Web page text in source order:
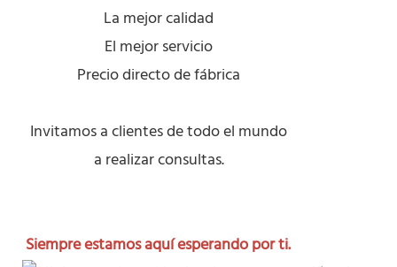
La mejor calidad
El mejor servicio
Precio directo de fábrica
Invitamos a clientes de todo el mundo
a realizar consultas.
Siempre estamos aquí esperando por ti.